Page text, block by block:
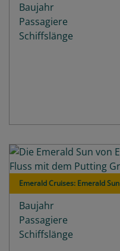
Baujahr
Passagiere
Schiffslänge
Emerald Cruises: Emerald Sun
Baujahr
Passagiere
Schiffslänge